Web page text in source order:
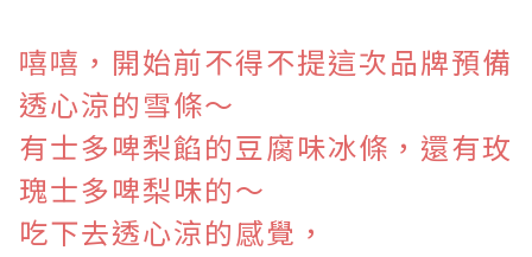
嘻嘻，開始前不得不提這次品牌預備
透心涼的雪條～
有士多啤梨餡的豆腐味冰條，還有玫
瑰士多啤梨味的～
吃下去透心涼的感覺，